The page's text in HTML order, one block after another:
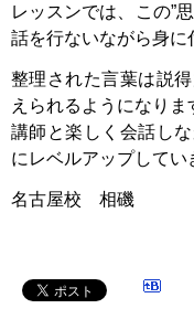
レッスンでは、この”
話を行ないながら身に
整理された言葉は説
えられるようになりま
講師と楽しく会話し
にレベルアップしてい
名古屋校 相磯